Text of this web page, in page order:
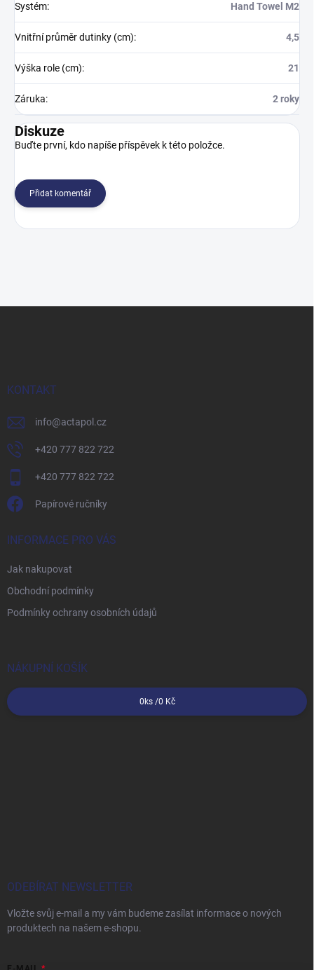
Systém: Hand Towel M2
Vnitřní průměr dutinky (cm): 4,5
Výška role (cm): 21
Záruka: 2 roky
Diskuze
Buďte první, kdo napíše příspěvek k této položce.
Přidat komentář
KONTAKT
info@actapol.cz
+420 777 822 722
+420 777 822 722
Papírové ručníky
INFORMACE PRO VÁS
Jak nakupovat
Obchodní podmínky
Podmínky ochrany osobních údajů
NÁKUPNÍ KOŠÍK
0 ks /0 Kč
ODEBÍRAT NEWSLETTER
Vložte svůj e-mail a my vám budeme zasílat informace o nových
produktech na našem e-shopu.